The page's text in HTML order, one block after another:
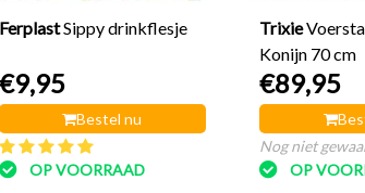
FerplastSippy drinkflesje
€9,95
Bestel nu
OP VOORRAAD
Trixie
Konijn 70 cm
€89,95
Nog niet
OP